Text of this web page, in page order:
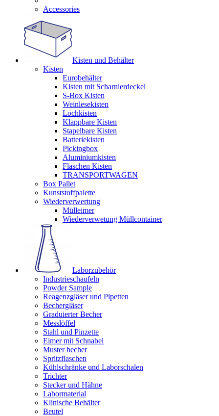
Accessories
Kisten und Behälter
Kisten
Eurobehälter
Kisten mit Scharnierdeckel
S-Box Kisten
Weinlesekisten
Lochkisten
Klappbare Kisten
Stapelbare Kisten
Batteriekisten
Pickingbox
Aluminiumkisten
Flaschen Kisten
TRANSPORTWAGEN
Box Pallet
Kunststoffpalette
Wiederverwertung
Mülleimer
Wiederverwetung Müllcontainer
Laborzubehör
Industrieschaufeln
Powder Sample
Reagenzgläser und Pipetten
Bechergläser
Graduierter Becher
Messlöffel
Stahl und Pinzette
Eimer mit Schnabel
Muster becher
Spritzflaschen
Kühlschränke und Laborschalen
Trichter
Stecker und Hähne
Labormaterial
Klinische Behälter
Beutel